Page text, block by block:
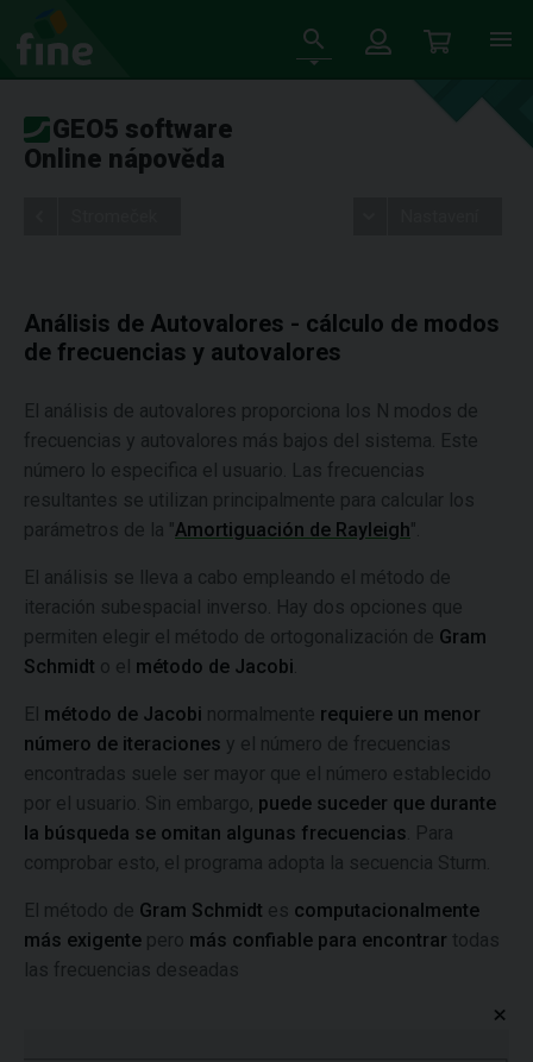
GEO5 software
Online nápověda
Análisis de Autovalores - cálculo de modos
de frecuencias y autovalores
El análisis de autovalores proporciona los N modos de
frecuencias y autovalores más bajos del sistema. Este
número lo especifica el usuario. Las frecuencias
resultantes se utilizan principalmente para calcular los
parámetros de la "Amortiguación de Rayleigh".
El análisis se lleva a cabo empleando el método de
iteración subespacial inverso. Hay dos opciones que
permiten elegir el método de ortogonalización de Gram
Schmidt o el método de Jacobi
El método de Jacobi normalmente requiere un menor
número de iteraciones y el número de frecuencias
encontradas suele ser mayor que el número establecido
por el usuario. Sin embargo, puede suceder que durante
la búsqueda se omitan algunas frecuencias . Para
comprobar esto, el programa adopta la secuencia Sturm.
El método de Gram Schmidt es computacionalmente
más exigente pero más confiable para encontrar todas
las frecuencias deseadas